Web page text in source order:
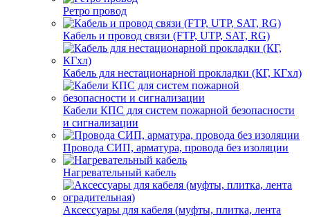
Ретро провод
Кабель и провод связи (FTP, UTP, SAT, RG)
Кабель для нестационарной прокладки (КГ, КГхл)
Кабели КПС для систем пожарной безопасности
и сигнализации
Провода СИП, арматура, провода без изоляции
Нагревательный кабель
Аксессуары для кабеля (муфты, плитка, лента